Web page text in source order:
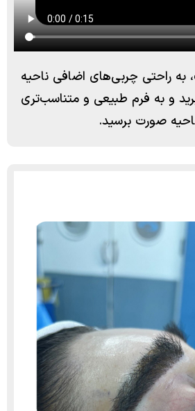
به راحتی چربی‌های اضافی ناحیه
و به فرم طبیعی و متناسب‌تری
صورت برسید.